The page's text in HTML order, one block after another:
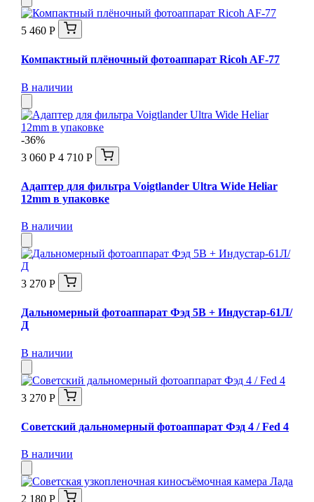
5 460 Р
Компактный плёночный фотоаппарат Ricoh AF-77
В наличии
-36%
3 060 Р 4 710 Р
Адаптер для фильтра Voigtlander Ultra Wide Heliar
12mm в упаковке
В наличии
3 270 Р
Дальномерный фотоаппарат Фэд 5В + Индустар-61Л/
Д
В наличии
3 270 Р
Советский дальномерный фотоаппарат Фэд 4 / Fed 4
В наличии
2 180 Р